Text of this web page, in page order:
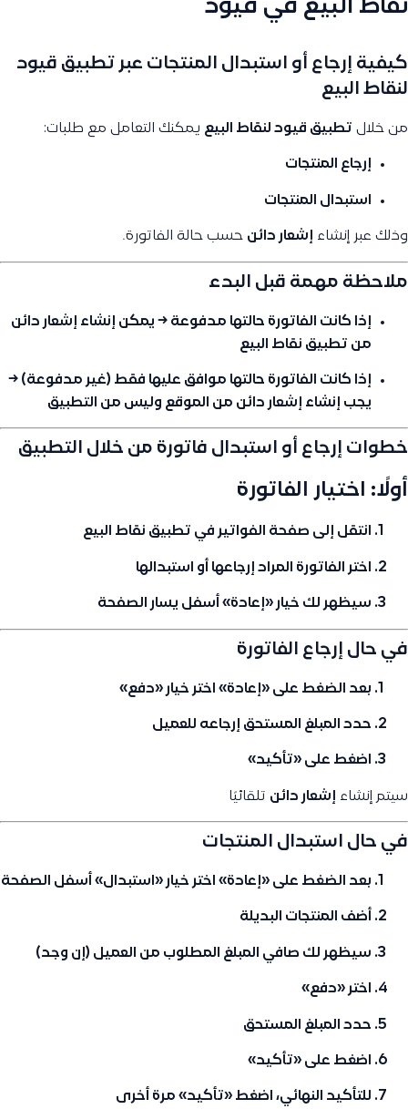
نقاط البيع في قيود
كيفية إرجاع أو استبدال المنتجات عبر تطبيق قيود
لنقاط البيع
من خلال تطبيق قيود لنقاط البيع يمكنك التعامل مع طلبات:
إرجاع المنتجات
استبدال المنتجات
وذلك عبر إنشاء إشعار دائن حسب حالة الفاتورة.
ملاحظة مهمة قبل البدء
إذا كانت الفاتورة حالتها مدفوعة → يمكن إنشاء إشعار دائن
من تطبيق نقاط البيع
إذا كانت الفاتورة حالتها موافق عليها فقط (غير مدفوعة) →
يجب إنشاء إشعار دائن من الموقع وليس من التطبيق
خطوات إرجاع أو استبدال فاتورة من خلال التطبيق
أولًا: اختيار الفاتورة
انتقل إلى صفحة الفواتير في تطبيق نقاط البيع
اختر الفاتورة المراد إرجاعها أو استبدالها
سيظهر لك خيار «إعادة» أسفل يسار الصفحة
في حال إرجاع الفاتورة
بعد الضغط على «إعادة» اختر خيار «دفع»
حدد المبلغ المستحق إرجاعه للعميل
اضغط على «تأكيد»
سيتم إنشاء إشعار دائن تلقائيًا
في حال استبدال المنتجات
بعد الضغط على «إعادة» اختر خيار «استبدال» أسفل الصفحة
أضف المنتجات البديلة
سيظهر لك صافي المبلغ المطلوب من العميل (إن وجد)
اختر «دفع»
حدد المبلغ المستحق
اضغط على «تأكيد»
للتأكيد النهائي، اضغط «تأكيد» مرة أخرى